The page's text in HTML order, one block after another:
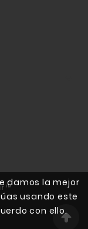
damos la mejor
usando este
con ello.